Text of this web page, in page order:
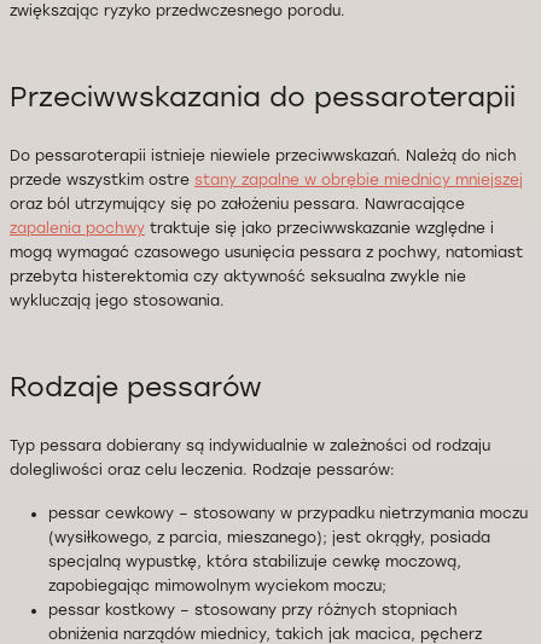
zwiększając ryzyko przedwczesnego porodu.
Przeciwwskazania do pessaroterapii
Do pessaroterapii istnieje niewiele przeciwwskazań. Należą do nich
przede wszystkim ostre stany zapalne w obrębie miednicy mniejszej
oraz ból utrzymujący się po założeniu pessara. Nawracające
zapalenia pochwy traktuje się jako przeciwwskazanie względne i
mogą wymagać czasowego usunięcia pessara z pochwy, natomiast
przebyta histerektomia czy aktywność seksualna zwykle nie
wykluczają jego stosowania.
Rodzaje pessarów
Typ pessara dobierany są indywidualnie w zależności od rodzaju
dolegliwości oraz celu leczenia. Rodzaje pessarów:
pessar cewkowy – stosowany w przypadku nietrzymania moczu
(wysiłkowego, z parcia, mieszanego); jest okrągły, posiada
specjalną wypustkę, która stabilizuje cewkę moczową,
zapobiegając mimowolnym wyciekom moczu;
pessar kostkowy – stosowany przy różnych stopniach
obniżenia narządów miednicy, takich jak macica, pęcherz